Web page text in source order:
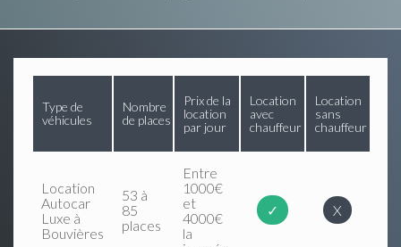
Type de
véhicules
Nombre
de places
Prix de la
location
par jour
Location
avec
chauffeur
Location
sans
chauffeur
Location
Autocar
Luxe à
Bouvières
53 à
85
places
Entre
1000€
et
4000€
la
✓ X